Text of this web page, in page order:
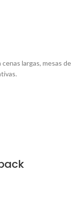
largas, mesas de